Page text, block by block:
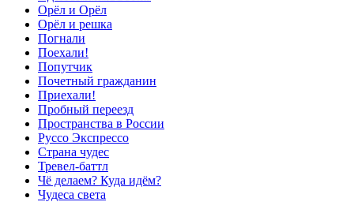
Орёл и Орёл
Орёл и решка
Погнали
Поехали!
Попутчик
Почетный гражданин
Приехали!
Пробный переезд
Пространства в России
Руссо Экспрессо
Страна чудес
Тревел-баттл
Чё делаем? Куда идём?
Чудеса света